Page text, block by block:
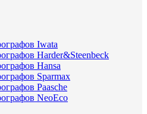
Iwata
Harder&Steenbeck
Hansa
Sparmax
Paasche
NeoEco